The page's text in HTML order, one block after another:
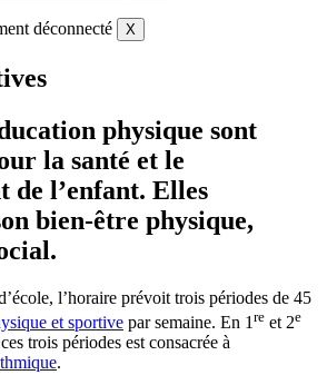
déconnecté X
physique sont
la santé et le
de l’enfant. Elles
bien-être physique,
l’horaire prévoit trois périodes de 45
et sportive par semaine. En 1 re et 2e
trois périodes est consacrée à
.